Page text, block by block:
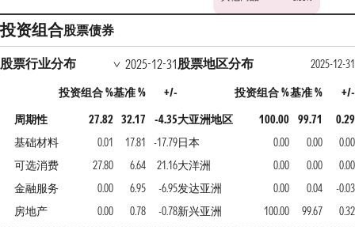
投资组合股票债券
股票行业分布 2025-12-31
投资组合 %基准 %
+/-
周期性
27.82 32.17
-4.35
基础材料
0.01 17.81
-17.79
可选消费
27.80 6.64
21.16
金融服务
0.00 6.95
-6.95
房地产
0.00 0.78 -0.78
股票地区分布
2025-12-31
投资组合 %基准 %
+/-
大亚洲地区
100.00 99.71
0.29
日本
0.00 0.00
0.00
大洋洲
0.00 0.00
0.00
发达亚洲
0.00 0.04
-0.03
新兴亚洲
100.00 99.67 0.32